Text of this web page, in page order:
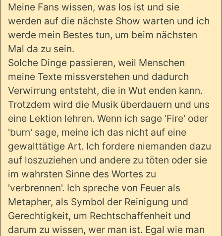
Meine Fans wissen, was los ist und sie
werden auf die nächste Show warten und ich
werde mein Bestes tun, um beim nächsten
Mal da zu sein.
Solche Dinge passieren, weil Menschen
meine Texte missverstehen und dadurch
Verwirrung entsteht, die in Wut enden kann.
Trotzdem wird die Musik überdauern und uns
eine Lektion lehren. Wenn ich sage 'Fire' oder
'burn' sage, meine ich das nicht auf eine
gewalttätige Art. Ich fordere niemanden dazu
auf loszuziehen und andere zu töten oder sie
im wahrsten Sinne des Wortes zu
'verbrennen'. Ich spreche von Feuer als
Metapher, als Symbol der Reinigung und
Gerechtigkeit, um Rechtschaffenheit und
darum zu wissen, wer man ist. Egal wie man